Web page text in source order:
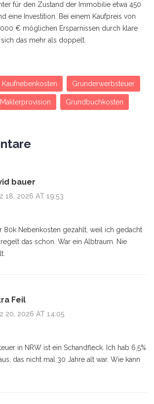
für den Zustand der Immobilie etwa 450
eine Investition. Bei einem Kaufpreis von
€ möglichen Ersparnissen durch klare
das mehr als doppelt.
Kaufnebenkosten Grunderwerbsteuer
Maklerprovision Grundbuchkosten
bauer
18, 2026 AT 19:53
80k Nebenkosten gezahlt, weil ich gedacht
das schon. War ein Albtraum. Nie
Feil
20, 2026 AT 14:05
in NRW ist ein Schandfleck. Ich hab 6,5%
das nicht mal 30 Jahre alt war. Wie kann